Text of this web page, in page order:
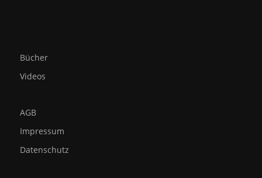
Bücher
Videos
AGB
Impressum
Datenschutz